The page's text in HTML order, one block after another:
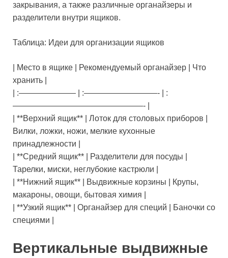
закрывания, а также различные органайзеры и
разделители внутри ящиков.
Таблица: Идеи для организации ящиков
| Место в ящике | Рекомендуемый органайзер | Что
хранить |
| :——————— | :—————————- | :
————————————————- |
| **Верхний ящик** | Лоток для столовых приборов |
Вилки, ложки, ножи, мелкие кухонные
принадлежности |
| **Средний ящик** | Разделители для посуды |
Тарелки, миски, неглубокие кастрюли |
| **Нижний ящик** | Выдвижные корзины | Крупы,
макароны, овощи, бытовая химия |
| **Узкий ящик** | Органайзер для специй | Баночки со
специями |
Вертикальные выдвижные